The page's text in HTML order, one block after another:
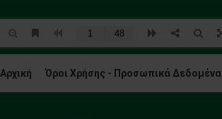
Αρχική Όροι Χρήσης - Προσωπικά Δεδομένα